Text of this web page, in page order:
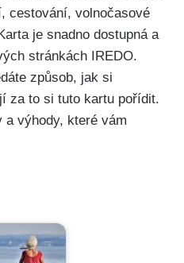
cestování, volnočasové
je snadno dostupná a
stránkách IREDO.
způsob, jak si
za to si tuto kartu pořídit.
a výhody, které vám